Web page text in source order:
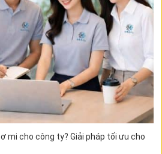
mi cho công ty? Giải pháp tối ưu cho